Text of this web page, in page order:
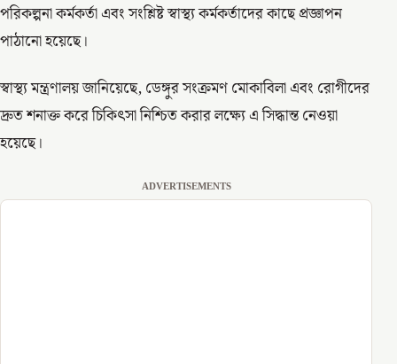
পরিকল্পনা কর্মকর্তা এবং সংশ্লিষ্ট স্বাস্থ্য কর্মকর্তাদের কাছে প্রজ্ঞাপন
পাঠানো হয়েছে।
স্বাস্থ্য মন্ত্রণালয় জানিয়েছে, ডেঙ্গুর সংক্রমণ মোকাবিলা এবং রোগীদের
দ্রুত শনাক্ত করে চিকিৎসা নিশ্চিত করার লক্ষ্যে এ সিদ্ধান্ত নেওয়া
হয়েছে।
ADVERTISEMENTS